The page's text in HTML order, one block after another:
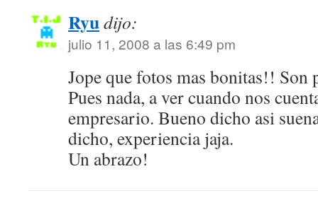
Ryudijo:
julio 11, 2008 a las 6:49 pm
Jope que fotos mas bonitas!! Son
Pues nada, a ver cuando nos
empresario. Bueno dicho asi
dicho, experiencia jaja.
Un abrazo!